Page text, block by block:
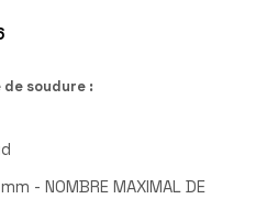
soudure :
- NOMBRE MAXIMAL DE